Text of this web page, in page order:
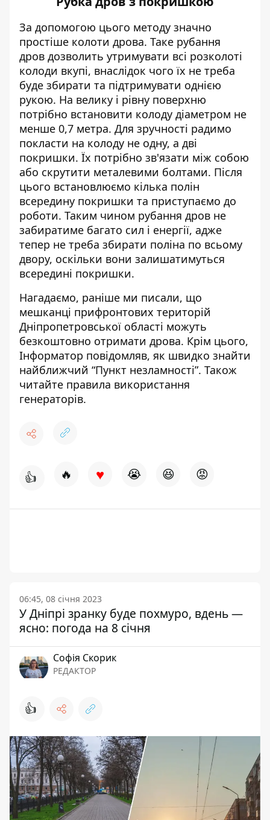
За допомогою цього методу значно
простіше колоти дрова. Таке рубання
дров дозволить утримувати всі розколоті
колоди вкупі, внаслідок чого їх не треба
буде збирати та підтримувати однією
рукою. На велику і рівну поверхню
потрібно встановити колоду діаметром не
менше 0,7 метра. Для зручності радимо
покласти на колоду не одну, а дві
покришки. Їх потрібно зв'язати між собою
або скрутити металевими болтами. Після
цього встановлюємо кілька полін
всередину покришки та приступаємо до
роботи. Таким чином рубання дров не
забиратиме багато сил і енергії, адже
тепер не треба збирати поліна по всьому
двору, оскільки вони залишатимуться
всередині покришки.
Нагадаємо, раніше ми писали, що
мешканці прифронтових територій
Дніпропетровської області можуть
безкоштовно отримати дрова. Крім цього,
Інформатор повідомляв, як швидко знайти
найближчий “Пункт незламності”. Також
читайте правила використання
генераторів.
👍 🔥 ♥ 😭 😆 😡
06:45, 08 січня 2023
У Дніпрі зранку буде похмуро, вдень —
ясно: погода на 8 січня
Софія Скорик
РЕДАКТОР
👍